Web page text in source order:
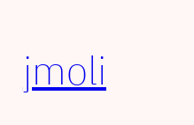
contenido
jmoli